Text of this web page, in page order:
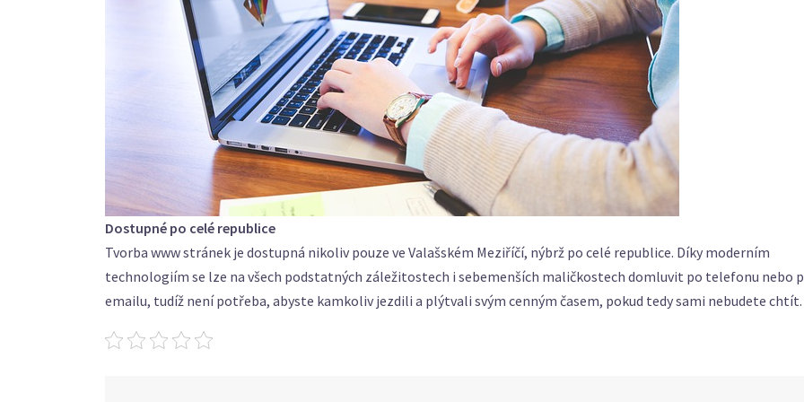
Dostupné po celé republice
Tvorba www stránek je dostupná nikoliv pouze ve Valašském Meziříčí, nýbrž po celé republice. Díky moderním
technologiím se lze na všech podstatných záležitostech i sebemenších maličkostech domluvit po telefonu nebo
emailu, tudíž není potřeba, abyste kamkoliv jezdili a plýtvali svým cenným časem, pokud tedy sami nebudete chtít.